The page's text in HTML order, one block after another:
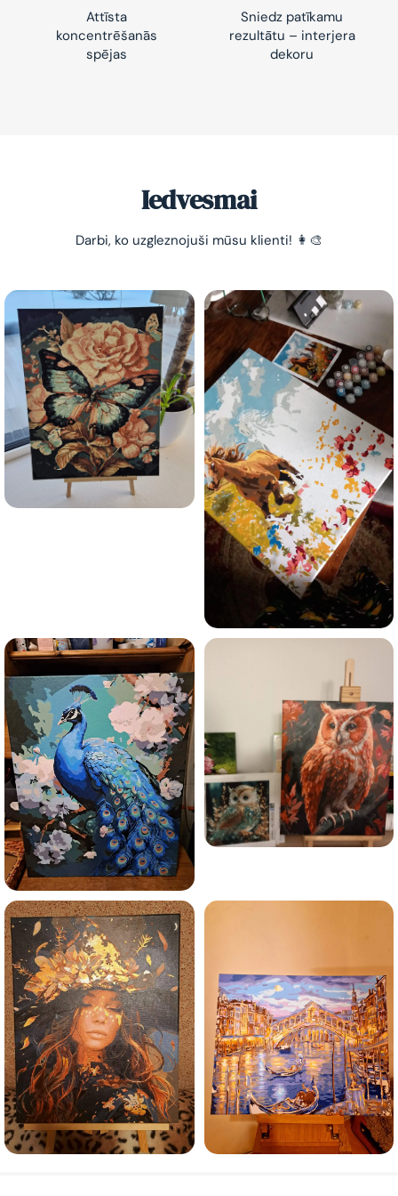
Attīsta
koncentrēšanās
spējas
Sniedz patīkamu
rezultātu – interjera
dekoru
Iedvesmai
Darbi, ko uzgleznojuši mūsu klienti! 👩‍🎨
-10% pirmajam pasūtījumam
GleznoPats.lvPrivātuma politika
SAŅEMT -10%